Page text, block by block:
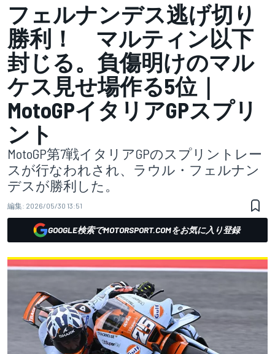
フェルナンデス逃げ切り
勝利！ マルティン以下
封じる。負傷明けのマル
ケス見せ場作る5位｜
MotoGPイタリアGPスプリ
ント
MotoGP第7戦イタリアGPのスプリントレー
スが行なわれされ、ラウル・フェルナン
デスが勝利した。
編集: 2026/05/30 13:51
GOOGLE検索でMOTORSPORT.COMをお気に入り登録